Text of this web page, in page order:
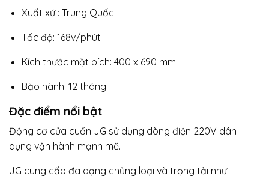
Xuất xứ : Trung Quốc
Tốc độ: 168v/phút
Kích thước mặt bích: 400 x 690 mm
Bảo hành: 12 tháng
Đặc điểm nổi bật
Động cơ cửa cuốn JG sử dụng dòng điện 220V dân
dụng vận hành mạnh mẽ.
JG cung cấp đa dạng chủng loại và trọng tải như: